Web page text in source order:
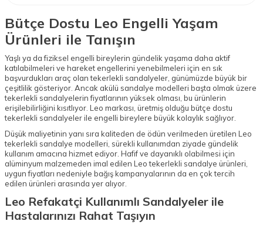
Bütçe Dostu Leo Engelli Yaşam
Ürünleri ile Tanışın
Yaşlı ya da fiziksel engelli bireylerin gündelik yaşama daha aktif
katılabilmeleri ve hareket engellerini yenebilmeleri için en sık
başvurdukları araç olan tekerlekli sandalyeler, günümüzde büyük bir
çeşitlilik gösteriyor. Ancak akülü sandalye modelleri başta olmak üzere
tekerlekli sandalyelerin fiyatlarının yüksek olması, bu ürünlerin
erişilebilirliğini kısıtlıyor. Leo markası, üretmiş olduğu bütçe dostu
tekerlekli sandalyeler ile engelli bireylere büyük kolaylık sağlıyor.
Düşük maliyetinin yanı sıra kaliteden de ödün verilmeden üretilen Leo
tekerlekli sandalye modelleri, sürekli kullanımdan ziyade gündelik
kullanım amacına hizmet ediyor. Hafif ve dayanıklı olabilmesi için
alüminyum malzemeden imal edilen Leo tekerlekli sandalye ürünleri,
uygun fiyatları nedeniyle bağış kampanyalarının da en çok tercih
edilen ürünleri arasında yer alıyor.
Leo Refakatçi Kullanımlı Sandalyeler ile
Hastalarınızı Rahat Taşıyın